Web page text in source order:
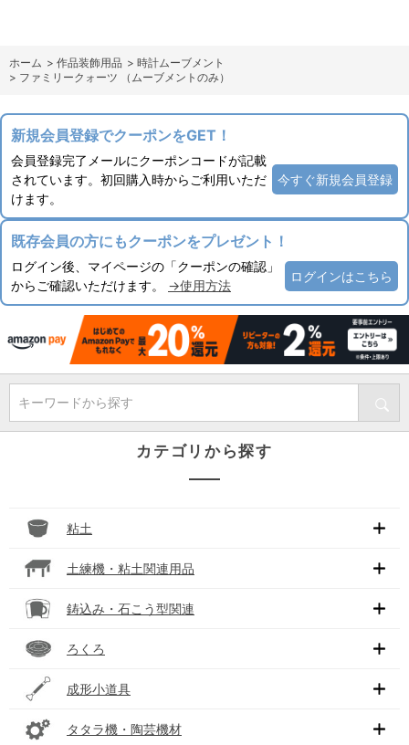
ホーム > 作品装飾用品 > 時計ムーブメント
> ファミリークォーツ （ムーブメントのみ）
新規会員登録でクーポンをGET！
会員登録完了メールにクーポンコードが記載
されています。初回購入時からご利用いただ
けます。
今すぐ新規会員登録
既存会員の方にもクーポンをプレゼント！
ログイン後、マイページの「クーポンの確認」
からご確認いただけます。 →使用方法
ログインはこちら
キーワードから探す
カテゴリから探す
粘土
土練機・粘土関連用品
鋳込み・石こう型関連
ろくろ
成形小道具
タタラ機・陶芸機材